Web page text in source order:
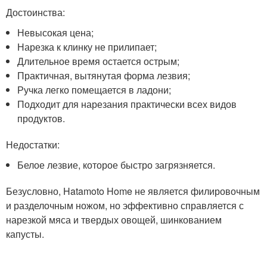
Достоинства:
Невысокая цена;
Нарезка к клинку не прилипает;
Длительное время остается острым;
Практичная, вытянутая форма лезвия;
Ручка легко помещается в ладони;
Подходит для нарезания практически всех видов
продуктов.
Недостатки:
Белое лезвие, которое быстро загрязняется.
Безусловно, Hatamoto Home не является филировочным
и разделочным ножом, но эффективно справляется с
нарезкой мяса и твердых овощей, шинкованием
капусты.